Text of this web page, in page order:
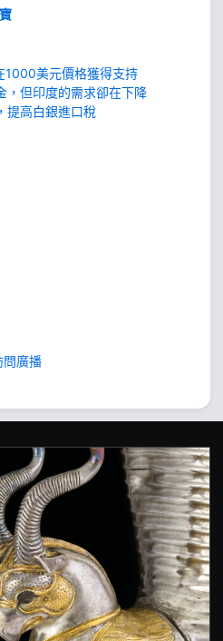
1000美元價格獲得支持
，但印度的需求卻在下降
提高白銀進口稅
廣播